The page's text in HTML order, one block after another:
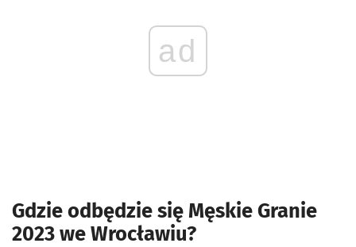
ad
Gdzie odbędzie się Męskie Granie
2023 we Wrocławiu?